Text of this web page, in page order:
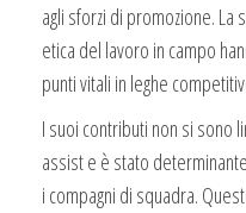
agli sforzi di promozione. La
etica del lavoro in campo
punti vitali in leghe
I suoi contributi non si sono
assist e è stato
i compagni di squadra.